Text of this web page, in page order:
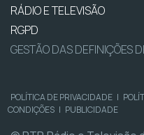
RÁDIO E TELEVISÃO
RGPD
GESTÃO DAS DEFINIÇÕES
POLÍTICA DE PRIVACIDADE |
CONDIÇÕES | PUBLICIDADE